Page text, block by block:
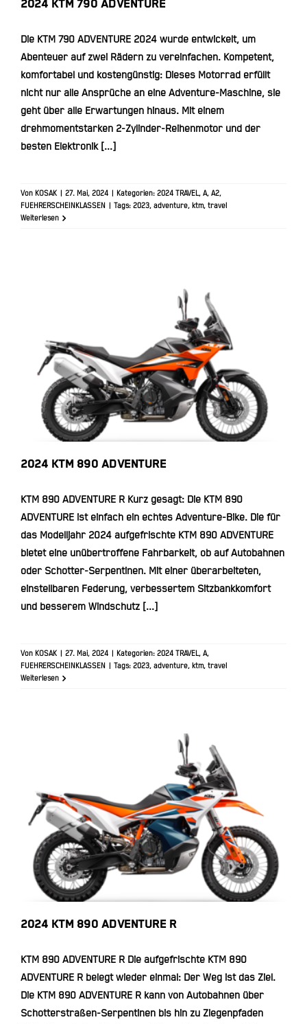
2024 KTM 790 ADVENTURE
Die KTM 790 ADVENTURE 2024 wurde entwickelt, um
Abenteuer auf zwei Rädern zu vereinfachen. Kompetent,
komfortabel und kostengünstig: Dieses Motorrad erfüllt
nicht nur alle Ansprüche an eine Adventure-Maschine, sie
geht über alle Erwartungen hinaus. Mit einem
drehmomentstarken 2-Zylinder-Reihenmotor und der
besten Elektronik [...]
Von KOSAK 27. Mai, 2024 Kategorien: 2024 TRAVEL, A, A2,
FUEHRERSCHEINKLASSEN
Tags: 2023, adventure, ktm, travel
Weiterlesen
2024 KTM 890 ADVENTURE
2024 KTM 890 ADVENTURE
KTM 890 ADVENTURE R Kurz gesagt: Die KTM 890
ADVENTURE ist einfach ein echtes Adventure-Bike. Die für
das Modelljahr 2024 aufgefrischte KTM 890 ADVENTURE
bietet eine unübertroffene Fahrbarkeit, ob auf Autobahnen
oder Schotter-Serpentinen. Mit einer überarbeiteten,
einstellbaren Federung, verbessertem Sitzbankkomfort
und besserem Windschutz [...]
Von KOSAK 27. Mai, 2024 Kategorien: 2024 TRAVEL, A,
FUEHRERSCHEINKLASSEN
Tags: 2023, adventure, ktm, travel
Weiterlesen
2024 KTM 890 ADVENTURE R
2024 KTM 890 ADVENTURE R
KTM 890 ADVENTURE R Die aufgefrischte KTM 890
ADVENTURE R belegt wieder einmal: Der Weg ist das Ziel.
Die KTM 890 ADVENTURE R kann von Autobahnen über
Schotterstraßen-Serpentinen bis hin zu Ziegenpfaden